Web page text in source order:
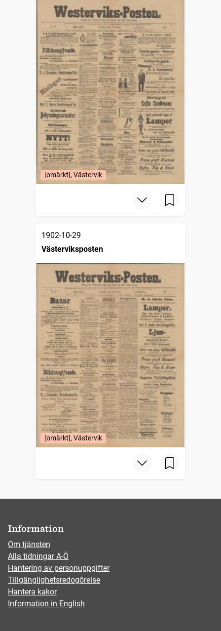
[omärkt], Västervik
1902-10-29
Västerviksposten
[omärkt], Västervik
Information
Om tjänsten
Alla tidningar A-Ö
Hantering av personuppgifter
Tillgänglighetsredogörelse
Hantera kakor
Information in English